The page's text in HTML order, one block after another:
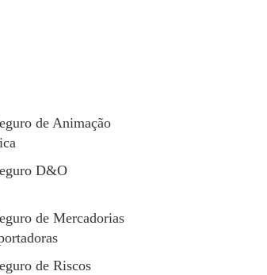
de Animação
D&O
de Mercadorias
de Riscos
diferentes níveis de
conforme as